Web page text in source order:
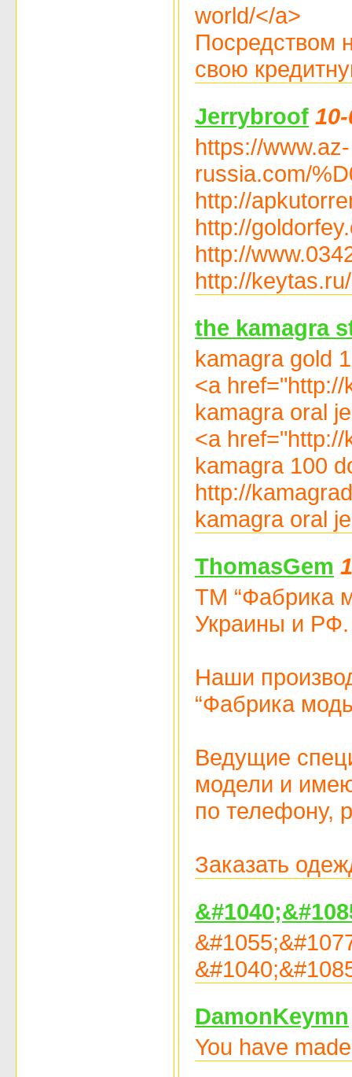
world/</a>
Посредством
свою
Jerrybroof
https://www.az-
russia.com/
http://
http://
http://
http://
the kamagra
kamagra gold
<a
kamagra oral
<a
kamagra 100
http://
kamagra oral
ThomasGem
TM “Фабрика
Украины и РФ.
Наши
“Фабрика
Ведущие
модели и
по телефону,
Заказать
DamonKeymn
You have